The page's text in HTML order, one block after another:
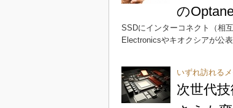
の
SSDにインターコネクト（相
Electronicsやキオクシアが公
いずれ訪れる
次世代